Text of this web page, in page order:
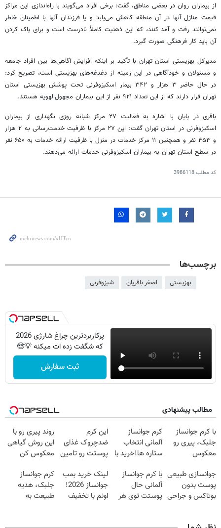
از بیماران روان در بعضی مناطق، گفت: برخی افراد می‌گویند با راه‌اندازی این مراکز
قیمت منازل آنها در آن منطقه کاهش می‌یابد و یا فرزندان آنها با اطمینان خاطر
نمی‌توانند رفت و آمد کنند، که این ذهنیت کاملاً نادرست است و برای پاک کردن
آن باید کار فرهنگی صورت گیرد.
مدیرکل بهزیستی استان تهران با تأکید بر اینکه افزایش آگاهی‌ها بین افراد جامعه
و مسئولان و خودآگاهی در این زمینه از دغدغه‌های بهزیستی است، تصریح کرد:
در حال حاضر ۳ هزار و ۳۴۲ بیمار اسکیزوفرنی تحت پوشش بهزیستی استان
تهران قرار دارند که از این تعداد ۹۲۱ نفر از این بیماران مجهول‌الهویه هستند.
باقری در پایان با اشاره به فعالیت ۲۷ مرکز شبانه روزی نگهداری از بیماران
اسکیزوفرنی در استان تهران گفت: این ۲۷ مرکز با ظرفیت خدمت‌رسانی به ۲ هزار
و ۴۵۳ نفر و همچنین ۱۱ مرکز خدمات در منزل با ظرفیت ارائه خدمات به ۶۵۰ نفر
در سطح استان تهران به بیماران اسکیزوفرنی خدمات ارائه می‌دهند.
کد مطلب3986118
برچسب‌ها
بهزیستی اصغر باقریان شیزوفرنی
پرکاربردترین چراغ شارژی 2026
که شگفت زده ات میکنه 💡😍
ثبت سفارش
مطالب پیشنهادی
با کرم جوانساز
جلبک، پیری رو
معکوس
تخفیف)
کرم جوانساز
آلمانی انتخاب
ستاره ها!خرید با
این کرم
ضدچروک غذای
پوستت رو تامین
40%تخفیف)
روند پیری رو با
این روش گیاهی
معکوس کن
جوانسازی طبیعی
پوست بدون
بوتاکس و جراحی
با کرم جوانساز
آلمانی حال
پوستت توی هر
لینک خرید بمب
جوانساز 2026!
اونم با تخفیف
کرم جوانساز
جلبک، هدیه
طبیعت به